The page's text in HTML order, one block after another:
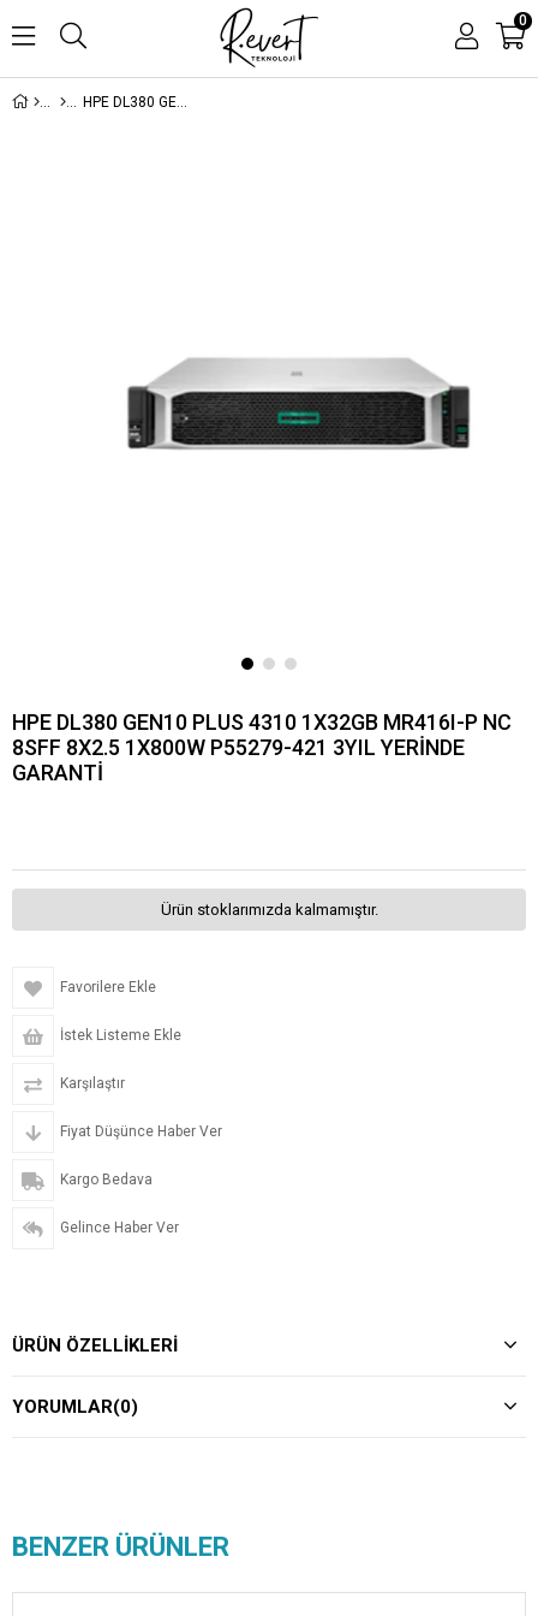
0
HPE DL380 GEN10 PLUS 4310 1X32GB MR416I-P NC 8SFF 8X2.5 1X800W P55279-421 3YIL YERİNDE GARANTİ
HPE DL380 GEN10 PLUS 4310 1X32GB MR416I-P NC
8SFF 8X2.5 1X800W P55279-421 3YIL YERİNDE
GARANTİ
Ürün stoklarımızda kalmamıştır.
Favorilere Ekle
İstek Listeme Ekle
Karşılaştır
Fiyat Düşünce Haber Ver
Kargo Bedava
Gelince Haber Ver
ÜRÜN ÖZELLIKLERI
YORUMLAR(0)
BENZER ÜRÜNLER